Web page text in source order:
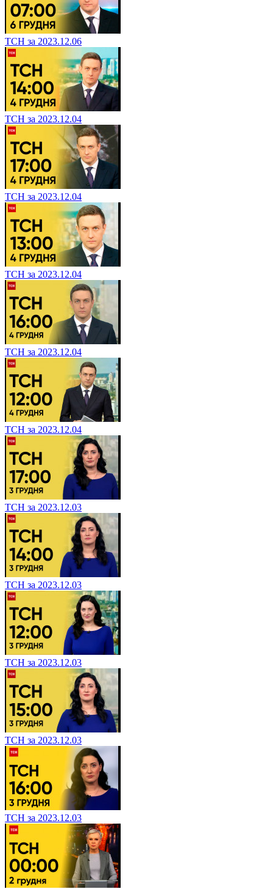
ТСН за 2023.12.06
ТСН за 2023.12.04
ТСН за 2023.12.04
ТСН за 2023.12.04
ТСН за 2023.12.04
ТСН за 2023.12.04
ТСН за 2023.12.03
ТСН за 2023.12.03
ТСН за 2023.12.03
ТСН за 2023.12.03
ТСН за 2023.12.03